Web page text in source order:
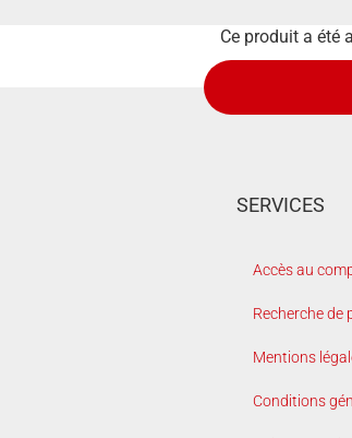
Ce produit a été
SERVICES
Accès au
Recherche de
Mentions
Conditions